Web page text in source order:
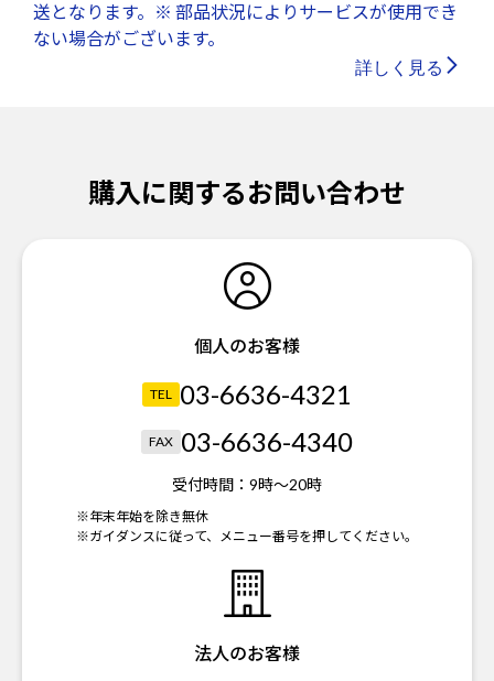
送となります。※ 部品状況によりサービスが使用でき
ない場合がございます。
詳しく見る
購入に関するお問い合わせ
個人のお客様
TEL 03-6636-4321
FAX 03-6636-4340
受付時間： 9時～20時
※年末年始を除き無休
※ガイダンスに従って、メニュー番号を押してください。
法人のお客様